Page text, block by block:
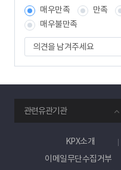
매우만족
만족
매우불만족
의
견
을
겨
주
세
요
관련유관기관
KPX소개
이메일무단수집거부